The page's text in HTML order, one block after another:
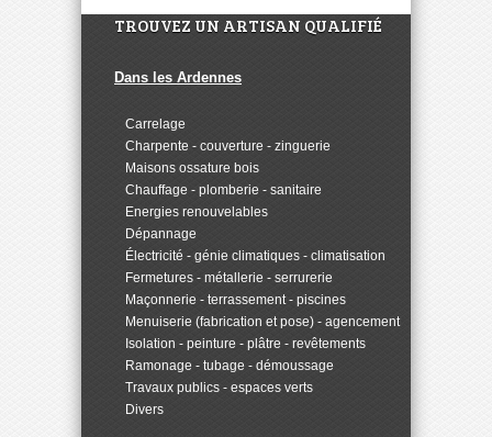
TROUVEZ UN ARTISAN QUALIFIÉ
Dans les Ardennes
Carrelage
Charpente - couverture - zinguerie
Maisons ossature bois
Chauffage - plomberie - sanitaire
Energies renouvelables
Dépannage
Électricité - génie climatiques - climatisation
Fermetures - métallerie - serrurerie
Maçonnerie - terrassement - piscines
Menuiserie (fabrication et pose) - agencement
Isolation - peinture - plâtre - revêtements
Ramonage - tubage - démoussage
Travaux publics - espaces verts
Divers